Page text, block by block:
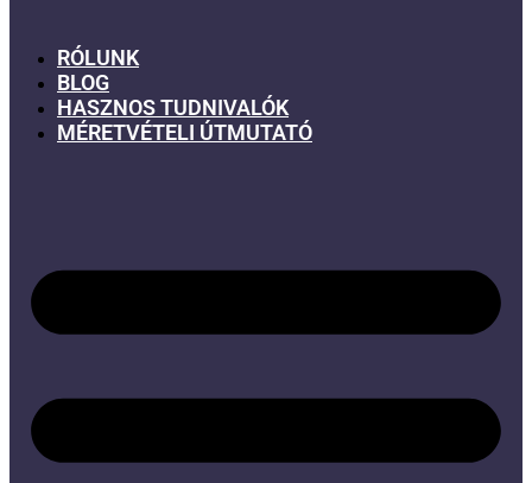
RÓLUNK
BLOG
HASZNOS TUDNIVALÓK
MÉRETVÉTELI ÚTMUTATÓ